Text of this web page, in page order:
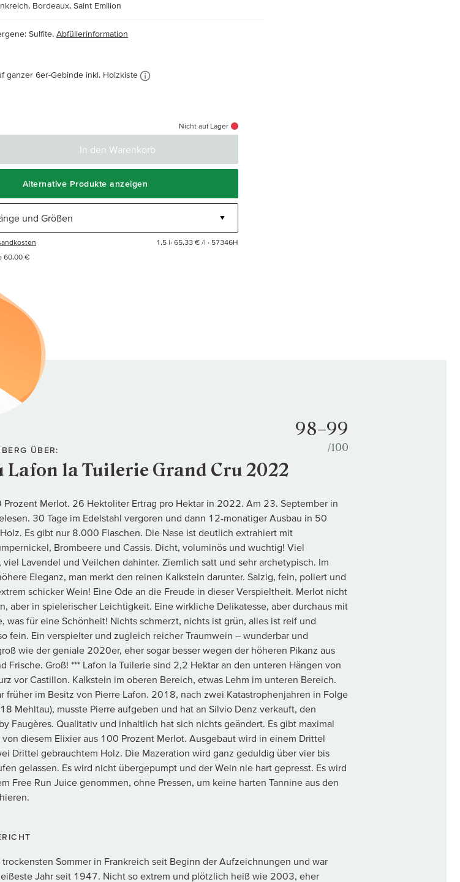
Bordeaux, Saint Emilion
Sulfite, Abfüllerinformation
ganzer 6er-Gebinde inkl. Holzkiste
Nicht auf Lager
In den Warenkorb
Alternative Produkte anzeigen
1,5 l· 65,33 € /l · 57346H
60,00 €
ÜBER:
Lafon la Tuilerie Grand Cru 2022
98–99
/100
Prozent Merlot. 26 Hektoliter Ertrag pro Hektar in 2022. Am 23. September in
30 Tage im Edelstahl vergoren und dann 12-monatiger Ausbau in 50
Es gibt nur 8.000 Flaschen. Die Nase ist deutlich extrahiert mit
Brombeere und Cassis. Dicht, voluminös und wuchtig! Viel
viel Lavendel und Veilchen dahinter. Ziemlich satt und sehr archetypisch. Im
Eleganz, man merkt den reinen Kalkstein darunter. Salzig, fein, poliert und
schicker Wein! Eine Ode an die Freude in dieser Verspieltheit. Merlot nicht
aber in spielerischer Leichtigkeit. Eine wirkliche Delikatesse, aber durchaus mit
was für eine Schönheit! Nichts schmerzt, nichts ist grün, alles ist reif und
fein. Ein verspielter und zugleich reicher Traumwein – wunderbar und
wie der geniale 2020er, eher sogar besser wegen der höheren Pikanz aus
Frische. Groß! *** Lafon la Tuilerie sind 2,2 Hektar an den unteren Hängen von
vor Castillon. Kalkstein im oberen Bereich, etwas Lehm im unteren Bereich.
früher im Besitz von Pierre Lafon. 2018, nach zwei Katastrophenjahren in Folge
Mehltau), musste Pierre aufgeben und hat an Silvio Denz verkauft, den
Faugères. Qualitativ und inhaltlich hat sich nichts geändert. Es gibt maximal
diesem Elixier aus 100 Prozent Merlot. Ausgebaut wird in einem Drittel
Drittel gebrauchtem Holz. Die Mazeration wird ganz geduldig über vier bis
gelassen. Es wird nicht übergepumpt und der Wein nie hart gepresst. Es wird
Free Run Juice genommen, ohne Pressen, um keine harten Tannine aus den
Sommer in Frankreich seit Beginn der Aufzeichnungen und war
Jahr seit 1947. Nicht so extrem und plötzlich heiß wie 2003, eher